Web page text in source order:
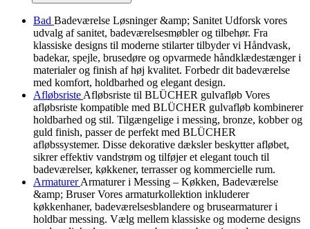
Bad Badeværelse Løsninger &amp; Sanitet Udforsk vores
udvalg af sanitet, badeværelsesmøbler og tilbehør. Fra
klassiske designs til moderne stilarter tilbyder vi Håndvask,
badekar, spejle, brusedøre og opvarmede håndklædestænger i
materialer og finish af høj kvalitet. Forbedr dit badeværelse
med komfort, holdbarhed og elegant design.
Afløbsriste Afløbsriste til BLÜCHER gulvafløb Vores
afløbsriste kompatible med BLÜCHER gulvafløb kombinerer
holdbarhed og stil. Tilgængelige i messing, bronze, kobber og
guld finish, passer de perfekt med BLÜCHER
afløbssystemer. Disse dekorative dæksler beskytter afløbet,
sikrer effektiv vandstrøm og tilføjer et elegant touch til
badeværelser, køkkener, terrasser og kommercielle rum.
ArmaturerArmaturer i Messing – Køkken, Badeværelse
&amp; Bruser Vores armaturkollektion inkluderer
køkkenhaner, badeværelsesblandere og brusearmaturer i
holdbar messing. Vælg mellem klassiske og moderne designs